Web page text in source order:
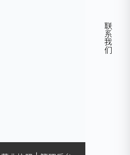
联系我们